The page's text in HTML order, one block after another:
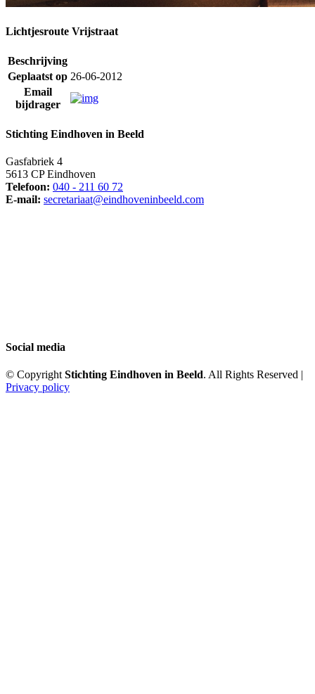
Lichtjesroute Vrijstraat
Beschrijving
Geplaatst op 26-06-2012
Email
bijdrager
Stichting Eindhoven in Beeld
Gasfabriek 4
5613 CP Eindhoven
Telefoon: 040 - 211 60 72
E-mail: secretariaat@eindhoveninbeeld.com
Social media
© Copyright Stichting Eindhoven in Beeld. All Rights Reserved |
Privacy policy